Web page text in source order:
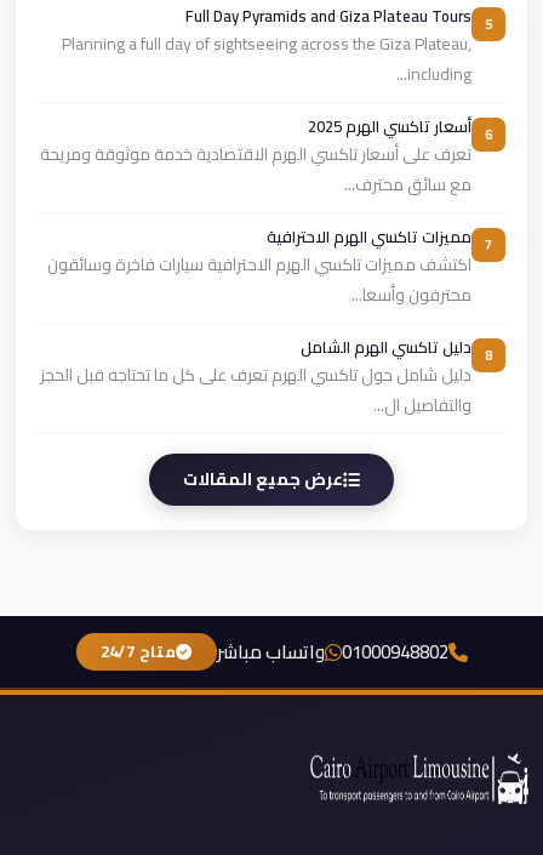
Full Day Pyramids and Giza Plateau Tours
Planning a full day of sightseeing across the Giza Plateau,
including...
أسعار تاكسي الهرم 2025
تعرف على أسعار تاكسي الهرم الاقتصادية خدمة موثوقة ومريحة
مع سائق محترف...
مميزات تاكسي الهرم الاحترافية
اكتشف مميزات تاكسي الهرم الاحترافية سيارات فاخرة وسائقون
محترفون وأسعا...
دليل تاكسي الهرم الشامل
دليل شامل حول تاكسي الهرم تعرف على كل ما تحتاجه قبل الحجز
والتفاصيل ال...
عرض جميع المقالات
01000948802 واتساب مباشر متاح 24/7